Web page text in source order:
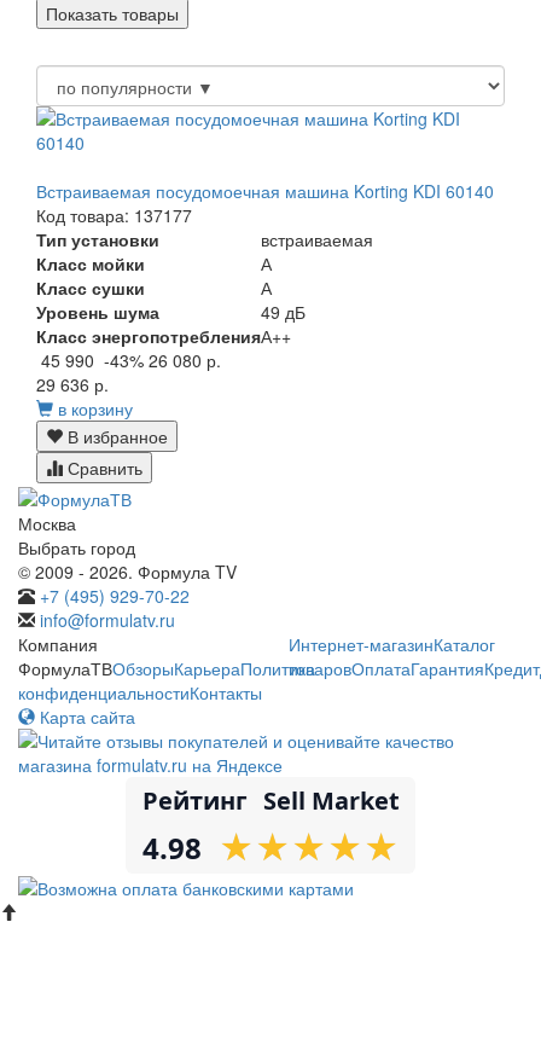
Встраиваемая посудомоечная машина Korting KDI 60140
Код товара: 137177
Тип установки
встраиваемая
Класс мойки
А
Класс сушки
А
Уровень шума
49 дБ
Класс энергопотребленияА++
45 990 -43% 26 080 р.
29 636 р.
в корзину
В избранное
Сравнить
Москва
Выбрать город
© 2009 - 2026. Формула TV
+7 (495) 929-70-22
info@formulatv.ru
Компания
ФормулаТВОбзорыКарьераПолитика
конфиденциальностиКонтакты
Интернет-магазинКаталог
товаровОплатаГарантияКредит
Карта сайта
Рейтинг Sell Market
4.98 ★
★★
★★
★★
★★
★